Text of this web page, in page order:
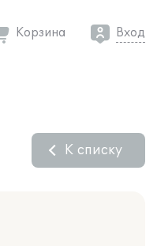
Корзина Вход
К списку